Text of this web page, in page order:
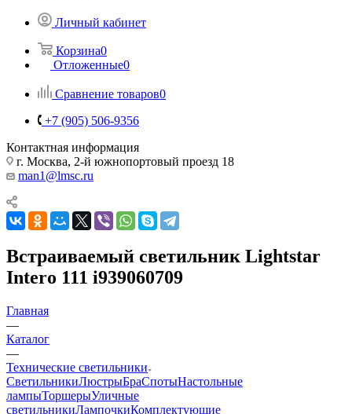
Личный кабинет
Корзина0
Отложенные0
Сравнение товаров0
+7 (905) 506-9356
Контактная информация
г. Москва, 2-й южнопортовый проезд 18
man1@lmsc.ru
Встраиваемый светильник Lightstar
Intero 111 i939060709
Главная
—
Каталог
—
Технические светильники
СветильникиЛюстрыБраСпотыНастольные
лампыТоршерыУличные
светильникиЛампочкиКомплектующие